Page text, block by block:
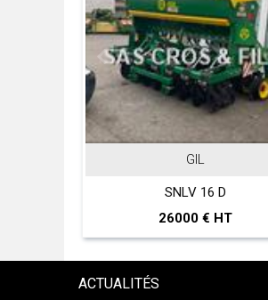
GIL
SNLV 16 D
26000 € HT
ACTUALITÉS